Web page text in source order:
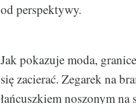
od perspektywy.
Jak pokazuje moda,
się zacierać. Zegarek na
łańcuszkiem noszonym